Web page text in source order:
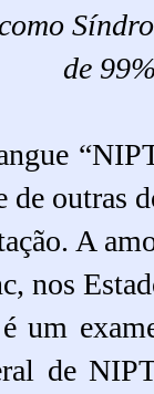
de
outras
A
nos
um
de